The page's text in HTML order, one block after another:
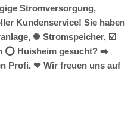
Stromversorgung,
Kundenservice! Sie haben
✺ Stromspeicher, ☑️
⭕ Huisheim gesucht? ➡️
Profi. ❤ Wir freuen uns auf